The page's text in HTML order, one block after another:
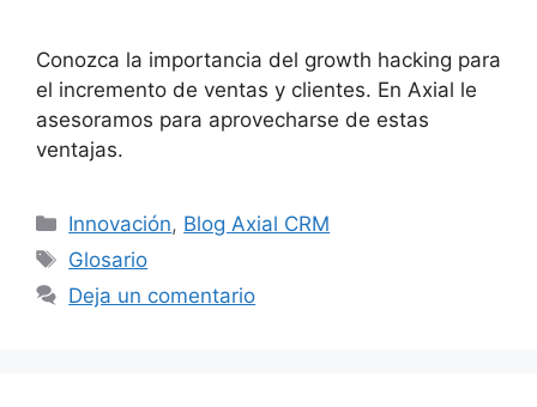
Conozca la importancia del growth hacking para
el incremento de ventas y clientes. En Axial le
asesoramos para aprovecharse de estas
ventajas.
Categorías
Innovación, Blog Axial CRM
Etiquetas
Glosario
Deja un comentario